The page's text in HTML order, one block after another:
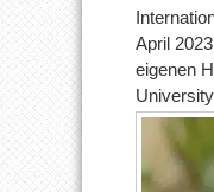
April
eigenen